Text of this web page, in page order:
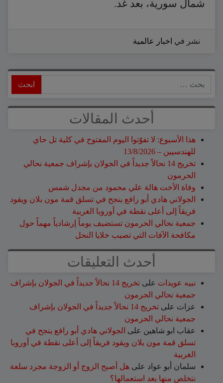
شمال سورية، بعد غد.
نشر في اخبار عالمية
أحدث المقالات
هذا الأسبوع: لا تفوّتوا اليوم المفتوح في كلية تل حاي
للهندسيين – 13/8/2026
تخريج 14 نحالاً جديداً في الجولان بإشراف جمعية نحالي
الحرمون
وفاة الأخت هالة علي محمود من مجدل شمس
الجولاني هادي أبو رافع ينجح في تسلق قمة مون بلان ويقود
فريقاً إلى أعلى نقطة في أوروبا الغربية
جمعية نحالي الحرمون تستضيف يوماً إرشادياً مهماً حول
مكافحة الآفات التي تصيب خلايا النحل
أحدث التعليقات
نبيه عويدات على
تخريج 14 نحالاً جديداً في الجولان بإشراف
جمعية نحالي الحرمون
عزات على
تخريج 14 نحالاً جديداً في الجولان بإشراف
جمعية نحالي الحرمون
عقاب ابو شاهين على الجولاني هادي أبو رافع ينجح في
تسلق قمة مون بلان ويقود فريقاً إلى أعلى نقطة في أوروبا
الغربية
سلمان أبو عواد على هل أصبح الزوج أو الزوجة مجرد سلعة
نتخلص منها بعد استعمالها؟